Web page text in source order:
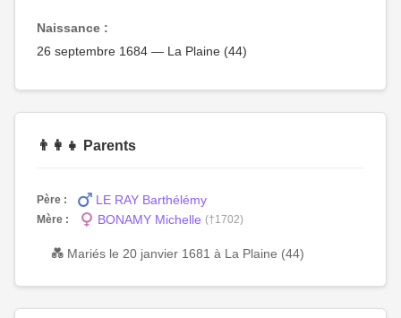
Naissance :
26 septembre 1684 — La Plaine (44)
👨‍👩‍👧 Parents
Père : LE RAY Barthélémy
Mère : BONAMY Michelle (†1702)
💑 Mariés le 20 janvier 1681 à La Plaine (44)